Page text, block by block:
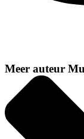
Meer auteur